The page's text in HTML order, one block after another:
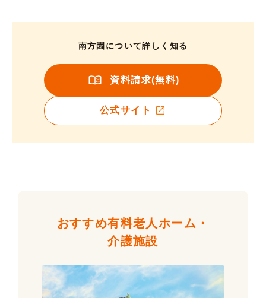
南方園について詳しく知る
資料請求(無料)
公式サイト
おすすめ有料老人ホーム・
介護施設